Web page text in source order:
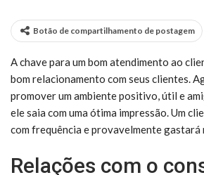
Botão de compartilhamento de postagem
A chave para um bom atendimento ao
bom relacionamento com seus clientes.
promover um ambiente positivo, útil e
ele saia com uma ótima impressão. Um
com frequência e provavelmente gastará
Relações com o